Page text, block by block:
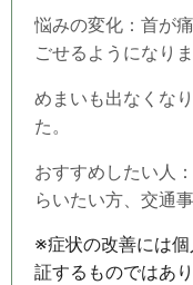
悩みの変化：首が
ごせるようになりま
めまいも出なくな
た。
おすすめしたい人
らいたい方、交通
※症状の改善には
証するものではあり